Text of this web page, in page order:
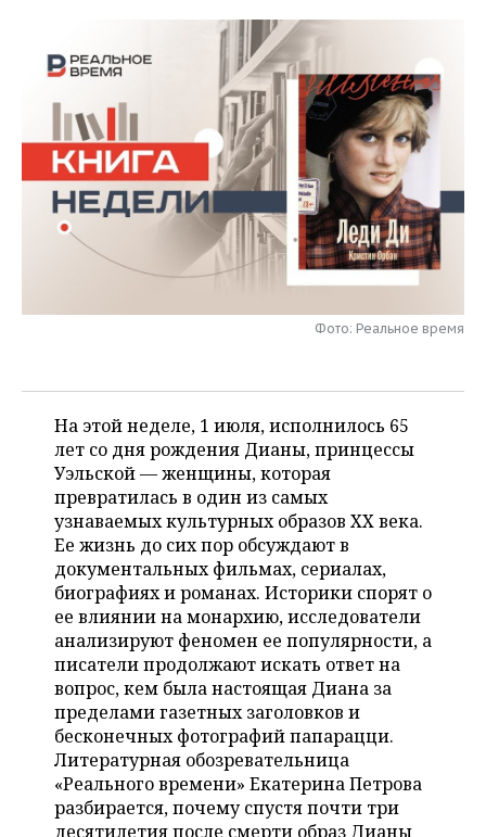
ТАТАРСТАНА
ИНВЕСТИЦИИ
НЕФТЬ
ОПК
ЭНЕРГЕТИКА
НОВОСТИ БИЗНЕСА
РОЗНИЧНАЯ ТОРГОВЛЯ
ТРАНСПОРТ
УСЛУГИ
ТЕХНОЛОГИИ
НОВОСТИ ТЕХНОЛОГИЙ
IT
МЕДИА
ТЕЛЕКОММУНИКАЦИИ
МЕРОПРИЯТИЯ
НОВОСТИ МЕРОПРИЯТИЙ
ВЫЕЗДНАЯ РЕДАКЦИЯ
БИЗНЕС-БРАНЧИ
СПОРТ
НОВОСТИ СПОРТА
ВОЛЕЙБОЛ
КИБЕРСПОРТ
ФИГУРНОЕ КАТАНИЕ
ВОДНЫЕ ВИДЫ СПОРТА
ХОККЕЙ С МЯЧОМ
ОБЩЕСТВО
НОВОСТИ ОБЩЕСТВА
ИСТОРИЯ
КУЛЬТУРА
МЕДИЦИНА
ОБРАЗОВАНИЕ
ПРОИСШЕСТВИЯ
ФОТОГАЛЕРЕЯ
СПИСОК ПЕРСОН
СПИСОК КОМПАНИЙ
ПОЛНАЯ ВЕРСИЯ
Фото: Реальное время
На этой неделе, 1 июля, исполнилось 65
лет со дня рождения Дианы, принцессы
Уэльской — женщины, которая
превратилась в один из самых
узнаваемых культурных образов XX века.
Ее жизнь до сих пор обсуждают в
документальных фильмах, сериалах,
биографиях и романах. Историки спорят о
ее влиянии на монархию, исследователи
анализируют феномен ее популярности, а
писатели продолжают искать ответ на
вопрос, кем была настоящая Диана за
пределами газетных заголовков и
бесконечных фотографий папарацци.
Литературная обозревательница
«Реального времени» Екатерина Петрова
разбирается, почему спустя почти три
десятилетия после смерти образ Дианы